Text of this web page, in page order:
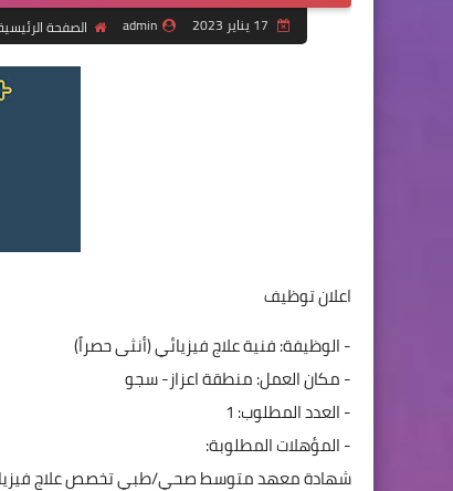
admin الصفحة
اعلان توظيف
- الوظيفة: فنية علاج فيزيائي (أنثى حصراً)
- مكان العمل: منطقة اعزاز- سجو
- العدد المطلوب: 1
- المؤهلات المطلوبة:
شهادة معهد متوسط صحي/طبي تخصص علاج